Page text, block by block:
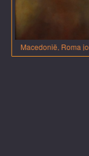
Macedonië, Roma